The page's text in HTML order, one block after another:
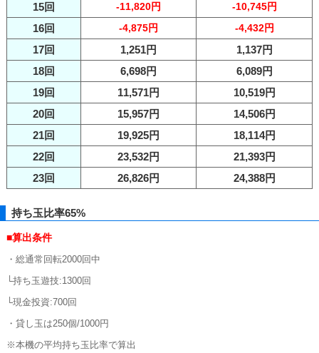
15回 -11,820円 -10,745円
16回 -4,875円 -4,432円
17回 1,251円
1,137円
18回
6,698円
6,089円
19回
11,571円
10,519円
20回
15,957円
14,506円
21回
19,925円
18,114円
22回
23,532円
21,393円
23回
26,826円 24,388円
持ち玉比率65%
■算出条件
・総通常回転2000回中
└持ち玉遊技:1300回
└現金投資:700回
・貸し玉は250個/1000円
※本機の平均持ち玉比率で算出